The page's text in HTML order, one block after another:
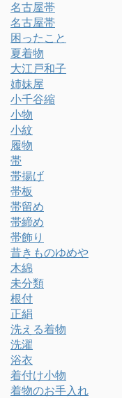
名古屋帯
名古屋帯
困ったこと
夏着物
大江戸和子
姉妹屋
小千谷縮
小物
小紋
履物
帯
帯揚げ
帯板
帯留め
帯締め
帯飾り
昔きものゆめや
木綿
未分類
根付
正絹
洗える着物
洗濯
浴衣
着付け小物
着物のお手入れ